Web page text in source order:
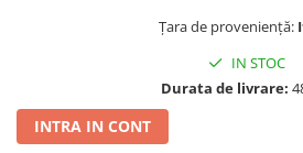
Țara de proveniență:
IN STOC
Durata de livrare:
INTRA IN CONT